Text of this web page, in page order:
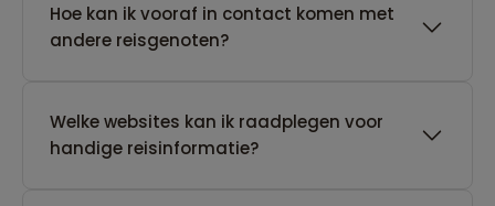
Hoe kan ik vooraf in contact komen met
andere reisgenoten?
Welke websites kan ik raadplegen voor
handige reisinformatie?